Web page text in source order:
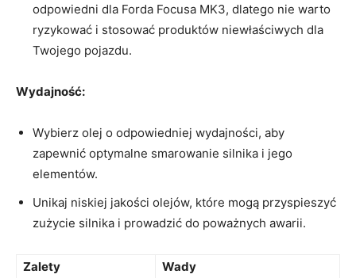
odpowiedni dla Forda⁣ Focusa MK3, dlatego nie warto
ryzykować⁤ i stosować produktów⁤ niewłaściwych dla
Twojego pojazdu.
Wydajność:
Wybierz olej o odpowiedniej​ wydajności, aby
zapewnić optymalne smarowanie silnika i jego
elementów.
Unikaj‍ niskiej jakości ​olejów, które mogą przyspieszyć
zużycie silnika i prowadzić ‌do poważnych awarii.
Zalety
Wady